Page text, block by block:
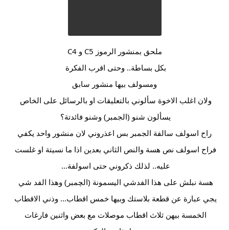
ملحق بمنشور الرموز C5 و C4
بكل بساطة.. وحتى اقرب الفكرة
ومسولف بيها منشور سابق
يسألون شنو (الجمبر) وشنو فائدتة؟
راح اسولف سالفة الجمبر بس اعذروني لان منشور واحد يكفي
عليه.. لذلك ذكروني حتى اسولفة...